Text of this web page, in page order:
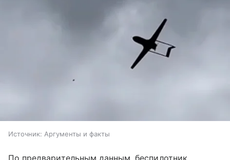
Источник: Аргументы и факты